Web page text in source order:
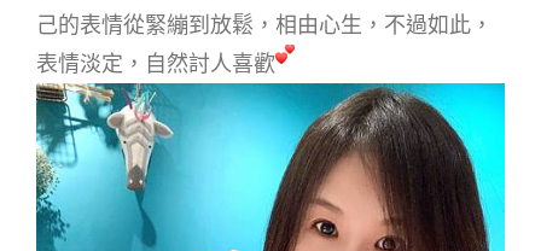
己的表情從緊繃到放鬆，相由心生，不過如此，
表情淡定，自然討人喜歡